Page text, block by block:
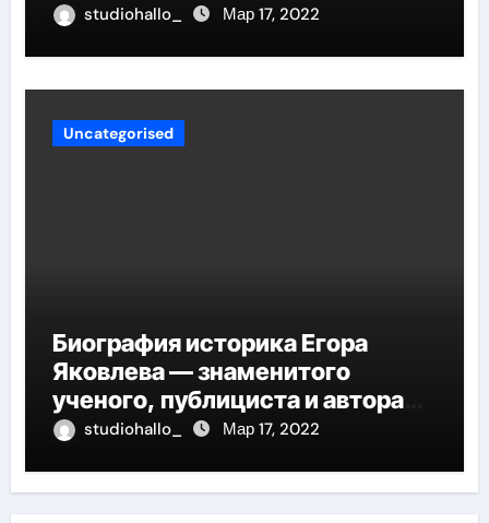
studiohallo_ Мар 17, 2022
Uncategorised
Биография историка Егора
Яковлева — знаменитого
ученого, публициста и автора
многочисленных научных
studiohallo_ Мар 17, 2022